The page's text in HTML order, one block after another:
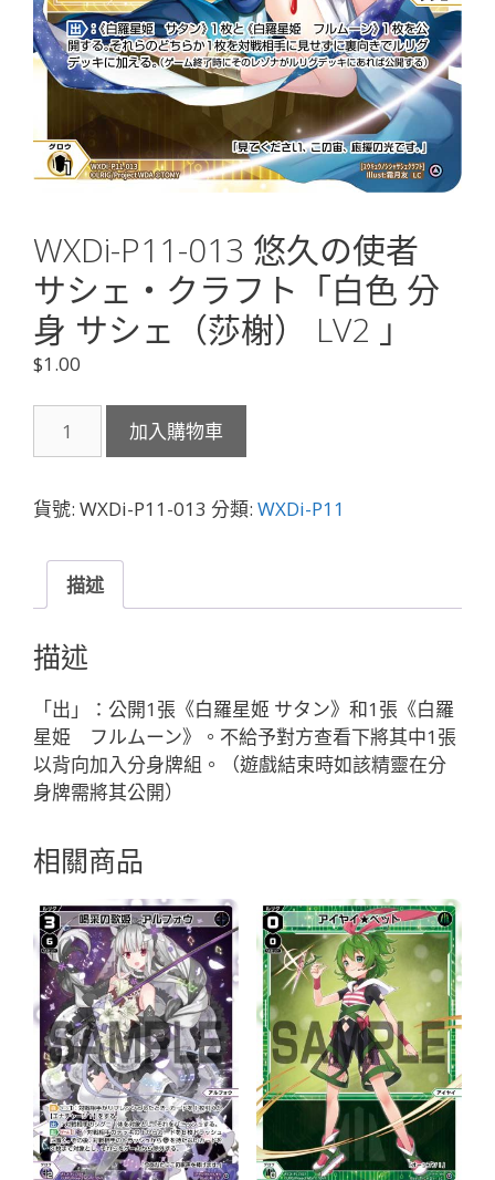
WXDi-P11-013 悠久の使者
サシェ・クラフト「白色 分
身 サシェ（莎榭） LV2 」
$1.00
P11-
悠
の
者
サ
シ
ェ・
ク
ラ
フ
ト
色
身
サ
シ
ェ
（莎
榭）
LV2
」
數
量
加入購物車
貨號: WXDi-P11-013 分類: WXDi-P11
描述
描述
「出」：公開1張《白羅星姬 サタン》和1張《白羅
星姫 フルムーン》。不給予對方查看下將其中1張
以背向加入分身牌組。（遊戲結束時如該精靈在分
身牌需將其公開）
相關商品